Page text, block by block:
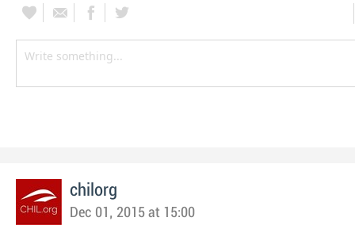
chilorg
Dec 01, 2015 at 15:00